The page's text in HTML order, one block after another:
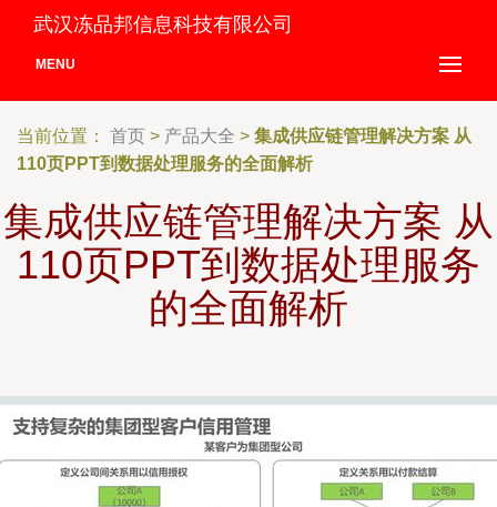
武汉冻品邦信息科技有限公司
MENU
当前位置： 首页 > 产品大全 > 集成供应链管理解决方案 从
110页PPT到数据处理服务的全面解析
集成供应链管理解决方案 从
110页PPT到数据处理服务
的全面解析